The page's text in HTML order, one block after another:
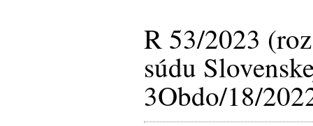
R 53/2023
súdu
3Obdo/18/